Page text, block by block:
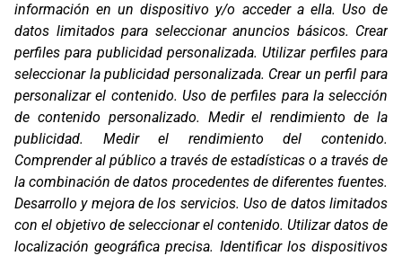
TR100
información en un dispositivo y/o acceder a ella. Uso de
datos limitados para seleccionar anuncios básicos. Crear
perfiles para publicidad personalizada.Utilizar perfiles para
seleccionar la publicidad personalizada. Crear un perfil para
personalizar el contenido. Uso de perfiles para la selección
de contenido personalizado. Medir el rendimiento de la
publicidad. Medir el rendimiento del contenido.
Comprender al público a través de estadísticas o a través de
la combinación de datos procedentes de diferentes fuentes.
Desarrollo y mejora de los servicios.Uso de datos limitados
con el objetivo de seleccionar el contenido. Utilizar datos de
localización geográfica precisa. Identificar los dispositivos